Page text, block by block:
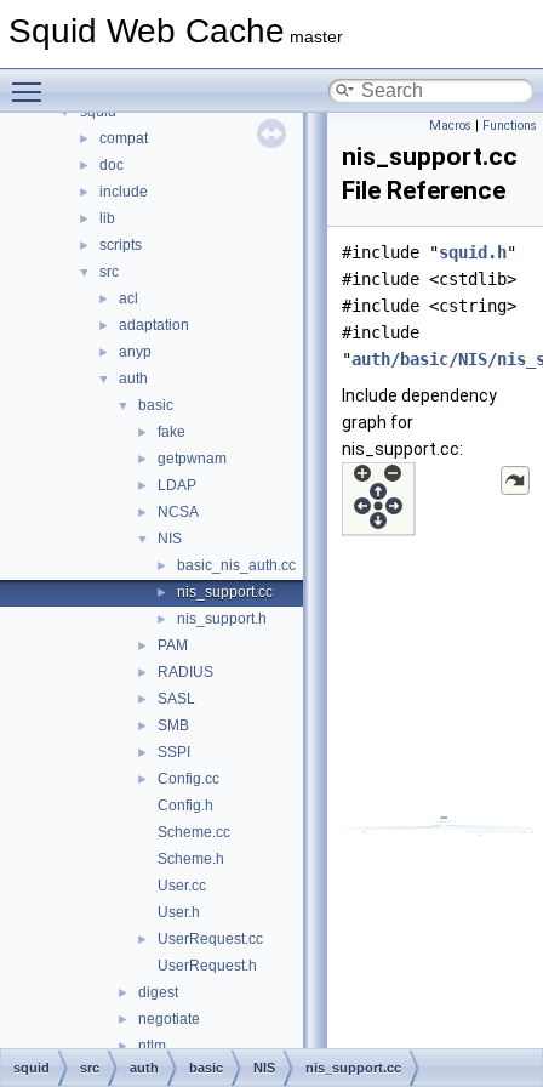
Squid Web Cache master
► Classes
▼
▼ squid
► compat
► doc
► include
► lib
► scripts
▼ src
► acl
► adaptation
► anyp
▼ auth
▼ basic
► fake
► getpwnam
► LDAP
► NCSA
▼ NIS
► basic_nis_auth.cc
► nis_support.cc
► nis_support.h
► PAM
► RADIUS
► SASL
► SMB
► SSPI
►
Config.cc
Config.h
Scheme.cc
Scheme.h
User.cc
User.h
►
UserRequest.cc
UserRequest.h
► digest
► negotiate
► ntlm
► Acl.cc
Macros | Functions
nis_support.cc
File Reference
#include "squid.h"
#include <cstdlib>
#include <cstring>
#include
"auth/basic/NIS/
Include dependency
graph for
nis_support.cc:
squid src auth basic NIS nis_support.cc